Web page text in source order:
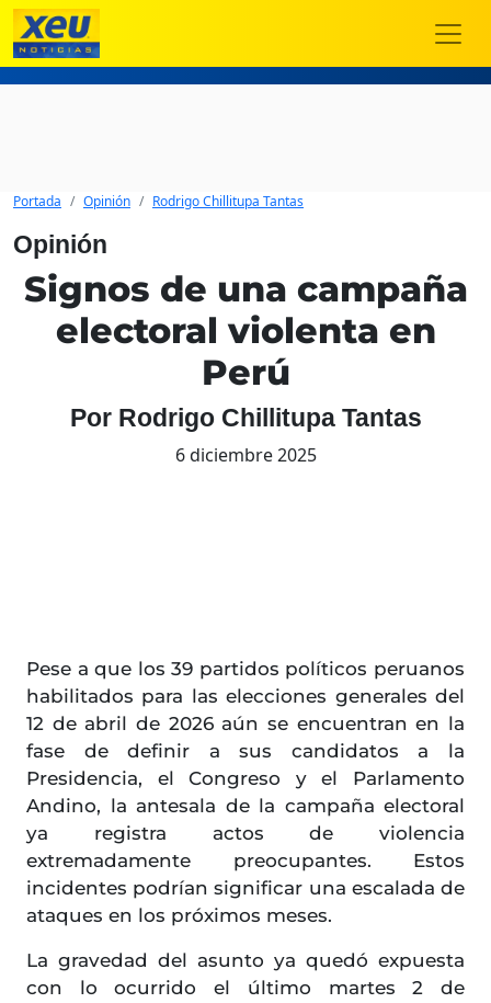
Portada Opinión Rodrigo Chillitupa Tantas
Opinión
Signos de una campaña
electoral violenta en
Perú
Por Rodrigo Chillitupa Tantas
6 diciembre 2025
Pese a que los 39 partidos políticos peruanos
habilitados para las elecciones generales del
12 de abril de 2026 aún se encuentran en la
fase de definir a sus candidatos a la
Presidencia, el Congreso y el Parlamento
Andino, la antesala de la campaña electoral
ya registra actos de violencia
extremadamente preocupantes. Estos
incidentes podrían significar una escalada de
ataques en los próximos meses.
La gravedad del asunto ya quedó expuesta
con lo ocurrido el último martes 2 de